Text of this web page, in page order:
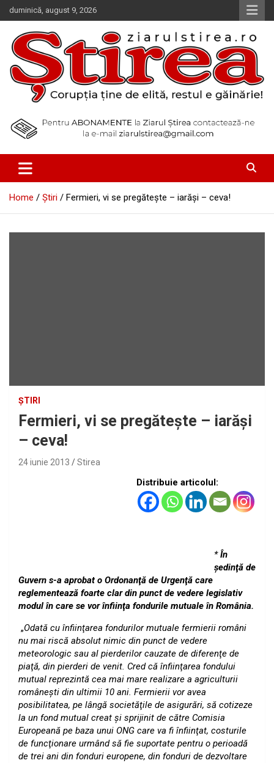
Skip
to
content
duminică, august 9, 2026
Ziarul Știrea
Home Știri Fermieri, vi se pregăteşte – iarăşi – ceva!
ȘTIRI
Fermieri, vi se pregăteşte – iarăşi
– ceva!
24 iunie 2013 Stirea
Distribuie articolul:
*În
şedinţă de
Guvern s-a aprobat o Ordonanţă de Urgenţă care
reglementează foarte clar din punct de vedere legislativ
modul în care se vor înfiinţa fondurile mutuale în România.
„Odată cu înfiinţarea fondurilor mutuale fermierii români
nu mai riscă absolut nimic din punct de vedere
meteorologic sau al pierderilor cauzate de diferenţe de
piaţă, din pierderi de venit. Cred că înfiinţarea fondului
mutual reprezintă cea mai mare realizare a agriculturii
româneşti din ultimii 10 ani. Fermierii vor avea
posibilitatea, pe lângă societăţile de asigurări, să cotizeze
la un fond mutual creat şi sprijinit de către Comisia
Europeană pe baza unui ONG care va fi înfiinţat, costurile
de funcţionare urmând să fie suportate pentru o perioadă
de trei ani din fonduri europene, din fonduri de dezvoltare